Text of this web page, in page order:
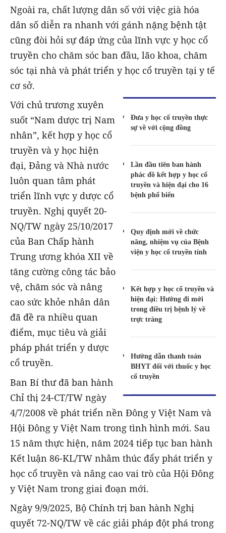
Ngoài ra, chất lượng dân số với việc già hóa
dân số diễn ra nhanh với gánh nặng bệnh tật
cũng đòi hỏi sự đáp ứng của lĩnh vực y học cổ
truyền cho chăm sóc ban đầu, lão khoa, chăm
sóc tại nhà và phát triển y học cổ truyền tại y tế
cơ sở.
Đưa y học cổ truyền thực
sự về với cộng đồng
Lần đầu tiên ban hành
phác đồ kết hợp y học cổ
truyền và hiện đại cho 16
bệnh phổ biến
Quy định mới về chức
năng, nhiệm vụ của Bệnh
viện y học cổ truyền tỉnh
Kết hợp y học cổ truyền và
hiện đại: Hướng đi mới
trong điều trị bệnh lý về
trực tràng
Hướng dẫn thanh toán
BHYT đối với thuốc y học
cổ truyền
Với chủ trương xuyên
suốt “Nam dược trị Nam
nhân”, kết hợp y học cổ
truyền và y học hiện
đại, Đảng và Nhà nước
luôn quan tâm phát
triển lĩnh vực y dược cổ
truyền. Nghị quyết 20-
NQ/TW ngày 25/10/2017
của Ban Chấp hành
Trung ương khóa XII về
tăng cường công tác bảo
vệ, chăm sóc và nâng
cao sức khỏe nhân dân
đã đề ra nhiều quan
điểm, mục tiêu và giải
pháp phát triển y dược
cổ truyền.
Ban Bí thư đã ban hành
Chỉ thị 24-CT/TW ngày
4/7/2008 về phát triển nền Đông y Việt Nam và
Hội Đông y Việt Nam trong tình hình mới. Sau
15 năm thực hiện, năm 2024 tiếp tục ban hành
Kết luận 86-KL/TW nhằm thúc đẩy phát triển y
học cổ truyền và nâng cao vai trò của Hội Đông
y Việt Nam trong giai đoạn mới.
Ngày 9/9/2025, Bộ Chính trị ban hành Nghị
quyết 72-NQ/TW về các giải pháp đột phá trong